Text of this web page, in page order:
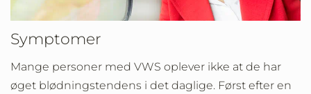
Symptomer
Mange personer med VWS oplever ikke at de har
øget blødningstendens i det daglige. Først efter en